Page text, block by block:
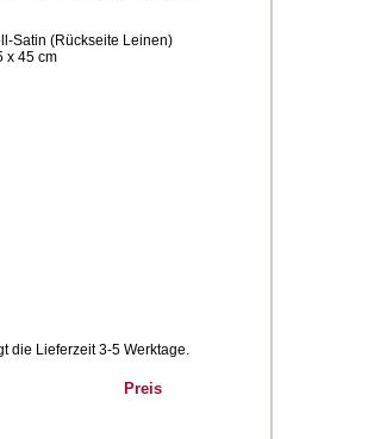
Satin (Rückseite Leinen)
x 45 cm
die Lieferzeit 3-5 Werktage.
Preis